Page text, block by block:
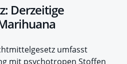
Derzeitige
umfasst
mit psychotropen Stoffen